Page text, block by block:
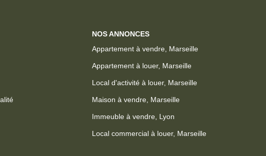
NOS ANNONCES
Appartement à vendre, Marseille
Appartement à louer, Marseille
Local d'activité à louer, Marseille
Maison à vendre, Marseille
Immeuble à vendre, Lyon
Local commercial à louer, Marseille